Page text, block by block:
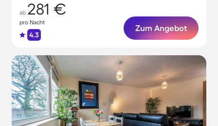
ab 281 €
pro Nacht
4.3
Zum Angebot